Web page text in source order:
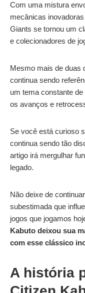
Com uma mistura
mecânicas
Giants se tornou um
e colecionadores de
Mesmo mais de duas
continua sendo
um tema constante
os avanços e
Se você está curioso
continua sendo tão
artigo irá mergulhar
legado.
Não deixe de
subestimada que
jogos que jogamos
Kabuto deixou sua
com esse clássico
A história